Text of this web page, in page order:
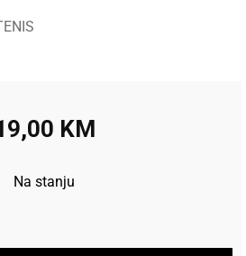
KM
Na stanju
količina